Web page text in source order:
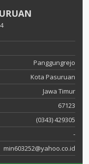
Panggungrejo
Kota Pasuruan
Jawa Timur
67123
(0343) 429305
-
min603252@yahoo.co.id